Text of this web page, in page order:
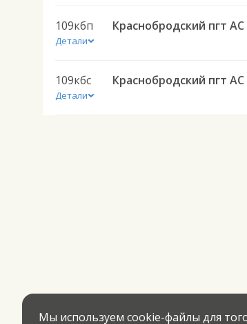
109кбп
Детали
109кбс
Детали
Мы используем cookie-файлы для